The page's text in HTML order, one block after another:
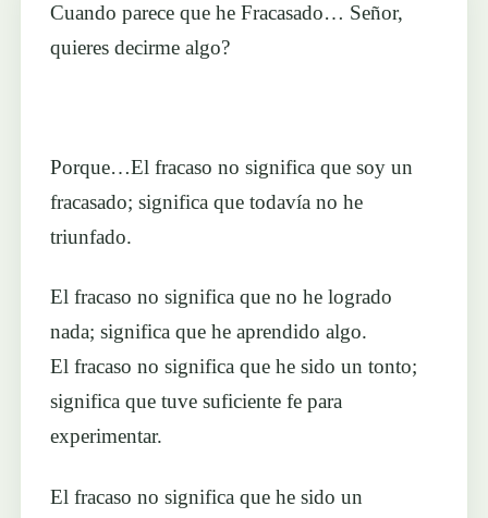
Cuando parece que he Fracasado… Señor,
quieres decirme algo?
Porque…El fracaso no significa que soy un
fracasado; significa que todavía no he
triunfado.
El fracaso no significa que no he logrado
nada; significa que he aprendido algo.
El fracaso no significa que he sido un tonto;
significa que tuve suficiente fe para
experimentar.
El fracaso no significa que he sido un